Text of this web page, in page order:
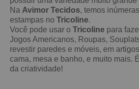
Na Avimor Tecidos, temos
estampas no Tricoline.
Você pode usar o Tricoline para
Jogos Americanos, Roupas,
revestir paredes e móveis, em
cama, mesa e banho, e muito mais.
da criatividade!